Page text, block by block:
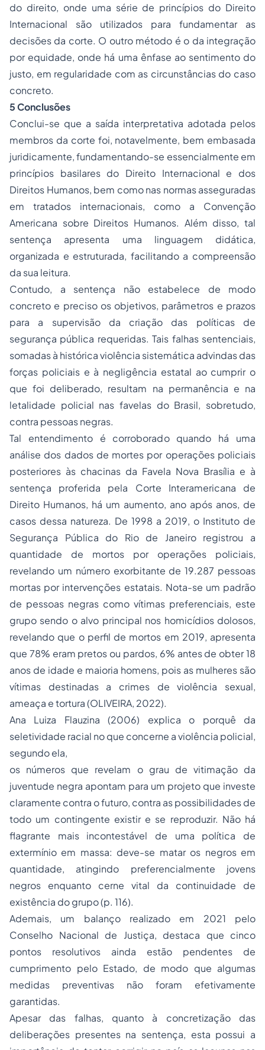
do direito, onde uma série de princípios do Direito
Internacional são utilizados para fundamentar as
decisões da corte. O outro método é o da integração
por equidade, onde há uma ênfase ao sentimento do
justo, em regularidade com as circunstâncias do caso
concreto.
5 Conclusões
Conclui-se que a saída interpretativa adotada pelos
membros da corte foi, notavelmente, bem embasada
juridicamente, fundamentando-se essencialmente em
princípios basilares do Direito Internacional e dos
Direitos Humanos, bem como nas normas asseguradas
em tratados internacionais, como a Convenção
Americana sobre Direitos Humanos. Além disso, tal
sentença apresenta uma linguagem didática,
organizada e estruturada, facilitando a compreensão
da sua leitura.
Contudo, a sentença não estabelece de modo
concreto e preciso os objetivos, parâmetros e prazos
para a supervisão da criação das políticas de
segurança pública requeridas. Tais falhas sentenciais,
somadas à histórica violência sistemática advindas das
forças policiais e à negligência estatal ao cumprir o
que foi deliberado, resultam na permanência e na
letalidade policial nas favelas do Brasil, sobretudo,
contra pessoas negras.
Tal entendimento é corroborado quando há uma
análise dos dados de mortes por operações policiais
posteriores às chacinas da Favela Nova Brasília e à
sentença proferida pela Corte Interamericana de
Direito Humanos, há um aumento, ano após anos, de
casos dessa natureza. De 1998 a 2019, o Instituto de
Segurança Pública do Rio de Janeiro registrou a
quantidade de mortos por operações policiais,
revelando um número exorbitante de 19.287 pessoas
mortas por intervenções estatais. Nota-se um padrão
de pessoas negras como vítimas preferenciais, este
grupo sendo o alvo principal nos homicídios dolosos,
revelando que o perfil de mortos em 2019, apresenta
que 78% eram pretos ou pardos, 6% antes de obter 18
anos de idade e maioria homens, pois as mulheres são
vítimas destinadas a crimes de violência sexual,
ameaça e tortura (OLIVEIRA, 2022).
Ana Luiza Flauzina (2006) explica o porquê da
seletividade racial no que concerne a violência policial,
segundo ela,
os números que revelam o grau de vitimação da
juventude negra apontam para um projeto que investe
claramente contra o futuro, contra as possibilidades de
todo um contingente existir e se reproduzir. Não há
flagrante mais incontestável de uma política de
extermínio em massa: deve-se matar os negros em
quantidade, atingindo preferencialmente jovens
negros enquanto cerne vital da continuidade de
existência do grupo (p. 116).
Ademais, um balanço realizado em 2021 pelo
Conselho Nacional de Justiça, destaca que cinco
pontos resolutivos ainda estão pendentes de
cumprimento pelo Estado, de modo que algumas
medidas preventivas não foram efetivamente
garantidas.
Apesar das falhas, quanto à concretização das
deliberações presentes na sentença, esta possui a